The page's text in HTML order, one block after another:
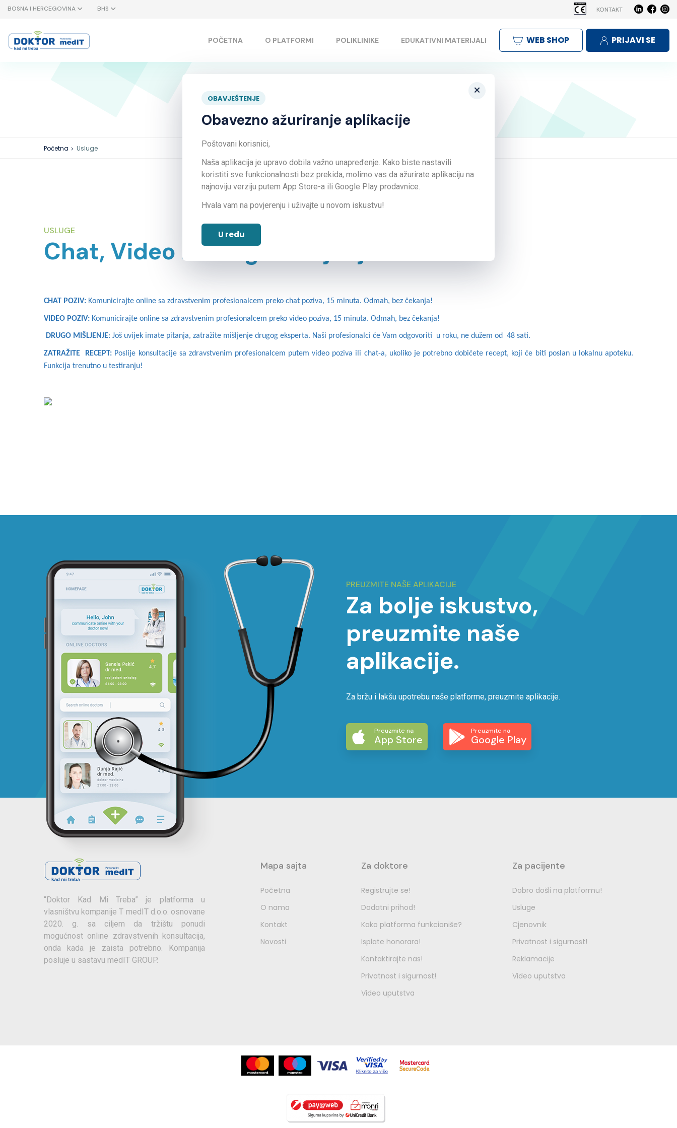
BOSNA I HERCEGOVINA BHS KONTAKT
POČETNA O PLATFORMI POLIKLINIKE EDUKATIVNI MATERIJALI WEB SHOP PRIJAVI SE
×
OBAVJEŠTENJE
Obavezno ažuriranje aplikacije
Poštovani korisnici,
Naša aplikacija je upravo dobila važno unapređenje. Kako biste nastavili
koristiti sve funkcionalnosti bez prekida, molimo vas da ažurirate aplikaciju na
najnoviju verziju putem App Store-a ili Google Play prodavnice.
Hvala vam na povjerenju i uživajte u novom iskustvu!
U redu
Početna Usluge
USLUGE
Chat, Video ili Drugo mišljenje
CHAT POZIV: Komunicirajte online sa zdravstvenim profesionalcem preko chat poziva, 15 minuta. Odmah, bez čekanja!
VIDEO POZIV: Komunicirajte online sa zdravstvenim profesionalcem preko video poziva, 15 minuta. Odmah, bez čekanja!
DRUGO MIŠLJENJE: Još uvijek imate pitanja, zatražite mišljenje drugog eksperta. Naši profesionalci će Vam odgovoriti u roku, ne dužem od 48 sati.
ZATRAŽITE RECEPT: Poslije konsultacije sa zdravstvenim profesionalcem putem video poziva ili chat-a, ukoliko je potrebno dobićete recept, koji će biti poslan u lokalnu apoteku.
Funkcija trenutno u testiranju!
PREUZMITE NAŠE APLIKACIJE
Za bolje iskustvo,
preuzmite naše
aplikacije.
Za bržu i lakšu upotrebu naše platforme, preuzmite aplikacije.
Preuzmite na
App Store
Preuzmite na
Google Play
“Doktor Kad Mi Treba” je platforma u
vlasništvu kompanije T medIT d.o.o. osnovane
2020. g. sa ciljem da tržištu ponudi
mogućnost online zdravstvenih konsultacija,
onda kada je zaista potrebno. Kompanija
posluje u sastavu medIT GROUP.
Mapa sajta
Početna
O nama
Kontakt
Novosti
Za doktore
Registrujte se!
Dodatni prihod!
Kako platforma funkcioniše?
Isplate honorara!
Kontaktirajte nas!
Privatnost i sigurnost!
Video uputstva
Za pacijente
Dobro došli na platformu!
Usluge
Cjenovnik
Privatnost i sigurnost!
Reklamacije
Video uputstva